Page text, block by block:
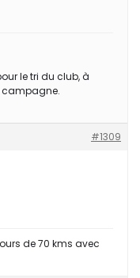
le tri du club, à
campagne.
#1309
de 70 kms avec